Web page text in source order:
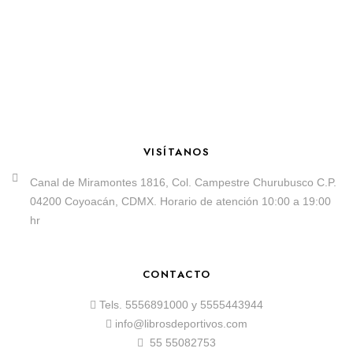
VISÍTANOS
Canal de Miramontes 1816, Col. Campestre Churubusco C.P.
04200 Coyoacán, CDMX. Horario de atención 10:00 a 19:00
hr
CONTACTO
Tels. 5556891000 y 5555443944
info@librosdeportivos.com
55 55082753